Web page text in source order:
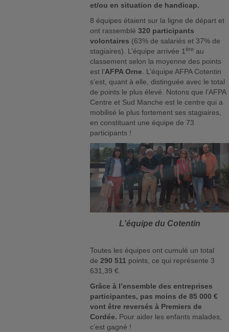
et/ou en situation de handicap.
8 équipes étaient sur la ligne de départ et
ont rassemblé320 participants
volontaires (63% de salariés et 37% de
stagiaires). L’équipe arrivée 1ère au
classement selon la moyenne des points
est l’AFPA Orne . L’équipe AFPA Cotentin
s’est, quant à elle, distinguée avec le total
de points le plus élevé. Notons que l’AFPA
Centre et Sud Manche est le centre qui a
mobilisé le plus fortement ses stagiaires,
en constituant une équipe de 73
participants !
L'équipe du Cotentin
Toutes les équipes ont cumulé un total
de290 511 points, ce qui représente 3
631,39 €.
Grâce à l’ensemble des entreprises
participantes, pas moins de 85 000 €
vont être reversés à Premiers de
Cordée. Pour aider les enfants malades,
c’est gagné !